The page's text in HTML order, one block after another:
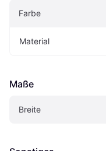
Farbe
Material
Maße
Breite